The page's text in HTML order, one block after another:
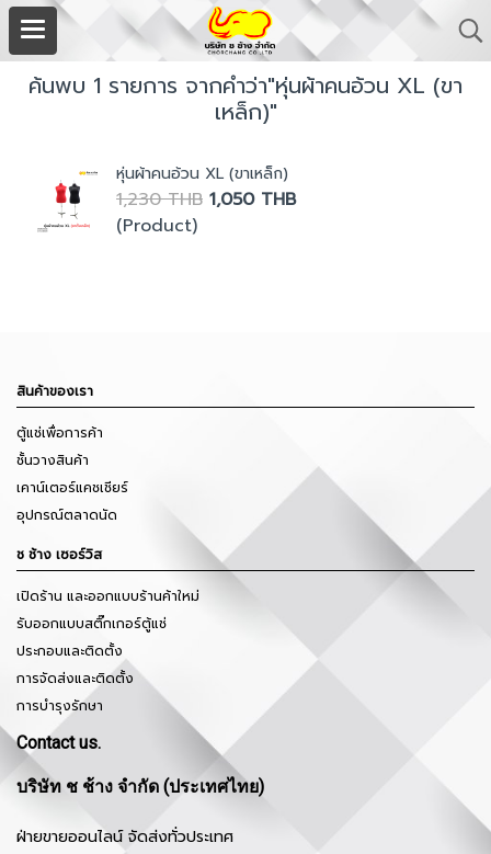
ค้นพบ 1 รายการ จากคำว่า"หุ่นผ้าคนอ้วน XL (ขา
เหล็ก)"
หุ่นผ้าคนอ้วน XL (ขาเหล็ก)
1,230 THB 1,050 THB
(Product)
สินค้าของเรา
ตู้แช่เพื่อการค้า
ชั้นวางสินค้า
เคาน์เตอร์แคชเชียร์
อุปกรณ์ตลาดนัด
ช ช้าง เซอร์วิส
เปิดร้าน และออกแบบร้านค้าใหม่
รับออกแบบสติ๊กเกอร์ตู้แช่
ประกอบและติดตั้ง
การจัดส่งและติดตั้ง
การบำรุงรักษา
Contact us.
บริษัท ช ช้าง จำกัด (ประเทศไทย)
ฝ่ายขายออนไลน์ จัดส่งทั่วประเทศ